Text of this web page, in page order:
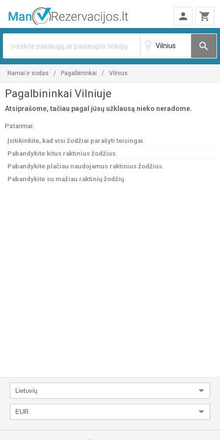
person shopping_cart
search
namai ir sodas pagalbininkai vilnius
Pagalbininkai Vilniuje
Atsiprašome, tačiau pagal jūsų užklausą nieko neradome.
Patarimai:
Įsitikinkite, kad visi žodžiai parašyti teisingai.
Pabandykite kitus raktinius žodžius.
Pabandykite plačiau naudojamus raktinius žodžius.
Pabandykite su mažiau raktinių žodžių.